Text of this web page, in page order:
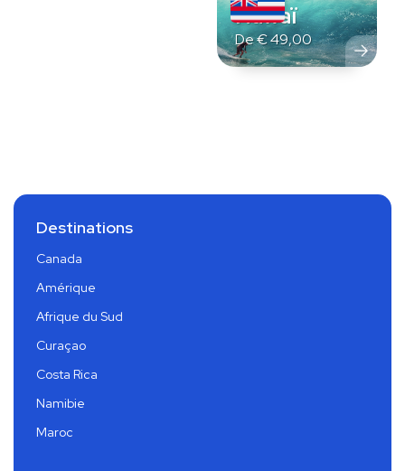
Hawaï
De€49,00
Destinations
Canada
Amérique
Afrique du Sud
Curaçao
Costa Rica
Namibie
Maroc